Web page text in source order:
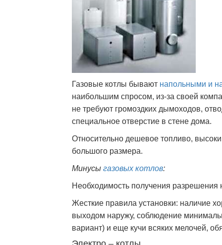
Газовые котлы бывают напольными и
наибольшим спросом, из-за своей
не требуют громоздких дымоходов,
специальное отверстие в стене дома.
Относительно дешевое топливо,
большого размера.
Минусы газовых котлов:
Необходимость получения разрешения
Жесткие правила установки: наличие
выходом наружу, соблюдение
вариант) и еще кучи всяких мелочей,